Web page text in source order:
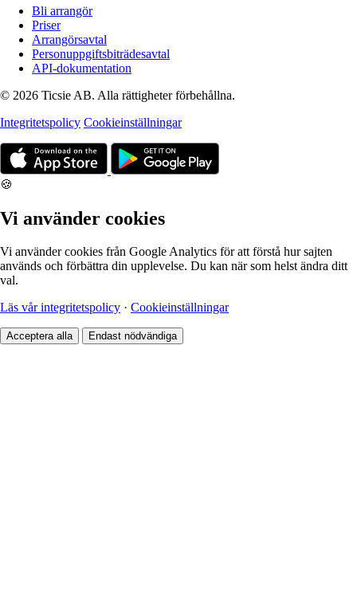
Bli arrangör
Priser
Arrangörsavtal
Personuppgiftsbiträdesavtal
API-dokumentation
© 2026 Ticsie AB. Alla rättigheter förbehållna.
Integritetspolicy Cookieinställningar
🍪
Vi använder cookies
Vi använder cookies från Google Analytics för att förstå hur sajten
används och förbättra din upplevelse. Du kan när som helst ändra ditt
val.
Läs vår integritetspolicy · Cookieinställningar
Acceptera alla Endast nödvändiga